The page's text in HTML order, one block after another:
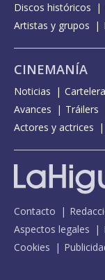
Discos históricos
Artistas y grupos
CINEMANÍA
Noticias Cartelera
Avances
Tráilers
Actores y actrices
Contacto
Aspectos legales
Cookies